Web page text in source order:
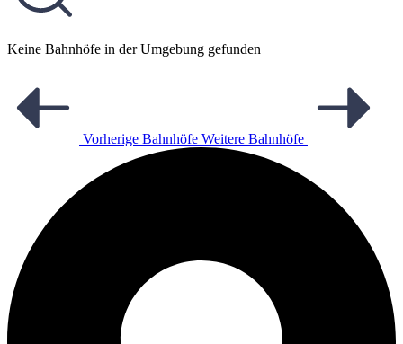
Keine Bahnhöfe in der Umgebung gefunden
Vorherige Bahnhöfe Weitere Bahnhöfe